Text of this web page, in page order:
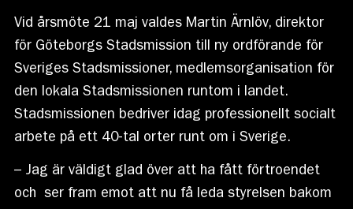
Vid årsmöte 21 maj valdes Martin Ärnlöv, direktor
för Göteborgs Stadsmission till ny ordförande för
Sveriges Stadsmissioner, medlemsorganisation för
den lokala Stadsmissionen runtom i landet.
Stadsmissionen bedriver idag professionellt socialt
arbete på ett 40-tal orter runt om i Sverige.
– Jag är väldigt glad över att ha fått förtroendet
och ser fram emot att nu få leda styrelsen bakom